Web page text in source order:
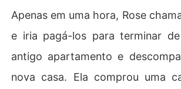
Apenas em uma hora, Rose
e iria pagá-los para terminar
antigo apartamento e
nova casa. Ela comprou uma